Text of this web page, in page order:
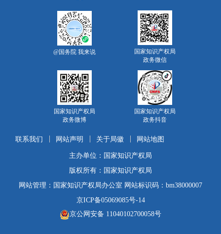
@国务院 我来说
国家知识产权局
政务微信
国家知识产权局
政务微博
国家知识产权局
政务抖音
联系我们 网站声明 关于局徽 网站地图
主办单位：国家知识产权局
版权所有：国家知识产权局
网站管理：国家知识产权局办公室 网站标识码：bm38000007
京ICP备05069085号-14
京公网安备 11040102700058号